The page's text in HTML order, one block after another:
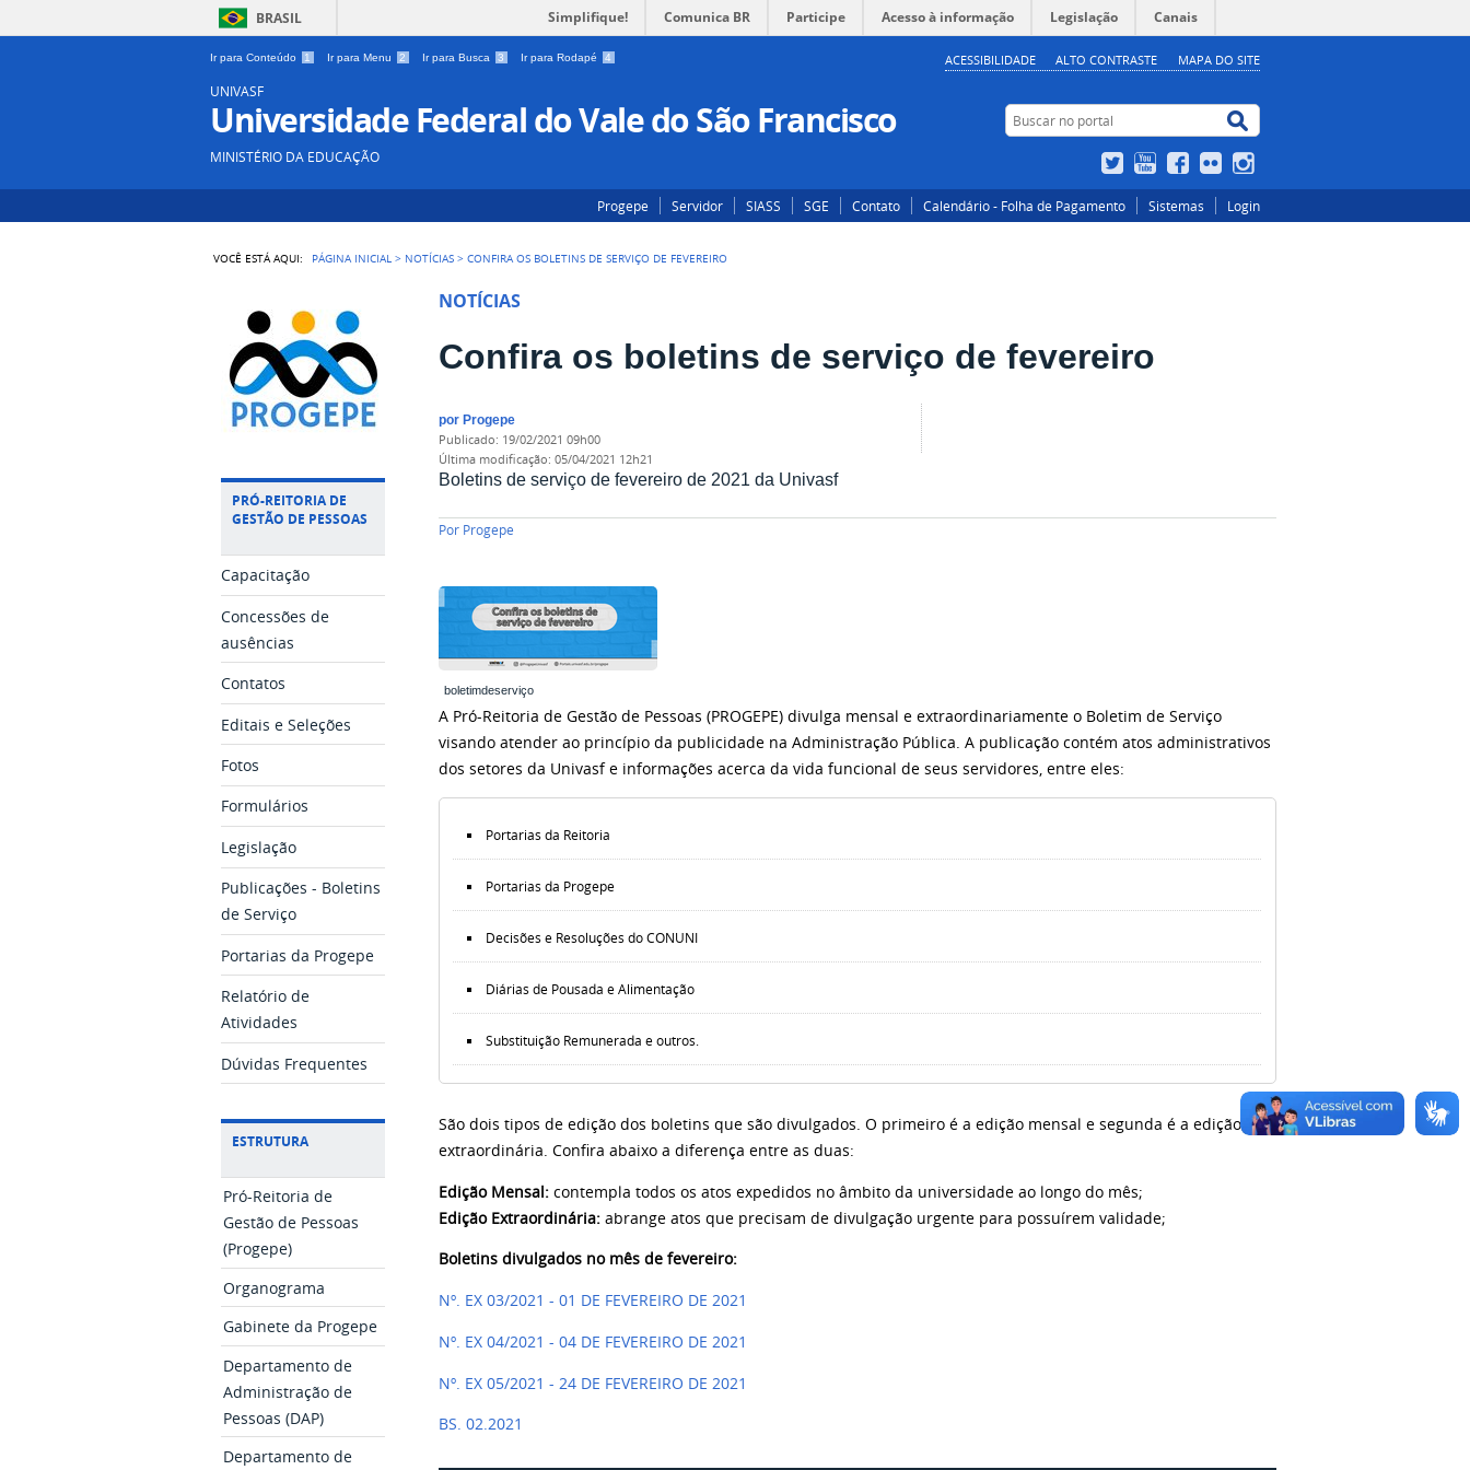
BRASIL Simplifique! Comunica BR Participe Acesso à informação Legislação Canais
Ir para Conteúdo 1 Ir para Menu 2 Ir para Busca 3 Ir para Rodapé 4 ACESSIBILIDADE ALTO CONTRASTE MAPA DO SITE
UNIVASF
Universidade Federal do Vale do São Francisco
MINISTÉRIO DA EDUCAÇÃO
Buscar no portal
TwitterYouTubeFacebook
Flickr
Progepe Servidor SIASS SGE Contato Calendário - Folha de Pagamento Sistemas Login
VOCÊ ESTÁ AQUI: PÁGINA INICIAL > NOTÍCIAS >CONFIRA OS BOLETINS DE SERVIÇO DE FEVEREIRO
PRÓ-REITORIA DE
GESTÃO DE PESSOAS
Capacitação
Concessões de
ausências
Contatos
Editais e Seleções
Fotos
Formulários
Legislação
Publicações - Boletins
de Serviço
Portarias da Progepe
Relatório de
Atividades
Dúvidas Frequentes
ESTRUTURA
Pró-Reitoria de
Gestão de Pessoas
(Progepe)
Organograma
Gabinete da Progepe
Departamento de
Administração de
Pessoas (DAP)
Departamento de
NOTÍCIAS
Confira os boletins de serviço de fevereiro
por Progepe
publicado: 19/02/2021 09h00
última modificação:05/04/2021 12h21
Boletins de serviço de fevereiro de 2021 da Univasf
Por Progepe
boletimdeserviço
A Pró-Reitoria de Gestão de Pessoas (PROGEPE) divulga mensal e extraordinariamente o Boletim de Serviço
visando atender ao princípio da publicidade na Administração Pública. A publicação contém atos administrativos
dos setores da Univasf e informações acerca da vida funcional de seus servidores, entre eles:
Portarias da Reitoria
Portarias da Progepe
Decisões e Resoluções do CONUNI
Diárias de Pousada e Alimentação
Substituição Remunerada e outros.
São dois tipos de edição dos boletins que são divulgados. O primeiro é a edição mensal e segunda é a edição
extraordinária. Confira abaixo a diferença entre as duas:
Edição Mensal: contempla todos os atos expedidos no âmbito da universidade ao longo do mês;
Edição Extraordinária: abrange atos que precisam de divulgação urgente para possuírem validade;
Boletins divulgados no mês de fevereiro:
Nº. EX 03/2021 - 01 DE FEVEREIRO DE 2021
Nº. EX 04/2021 - 04 DE FEVEREIRO DE 2021
Nº. EX 05/2021 - 24 DE FEVEREIRO DE 2021
BS. 02.2021